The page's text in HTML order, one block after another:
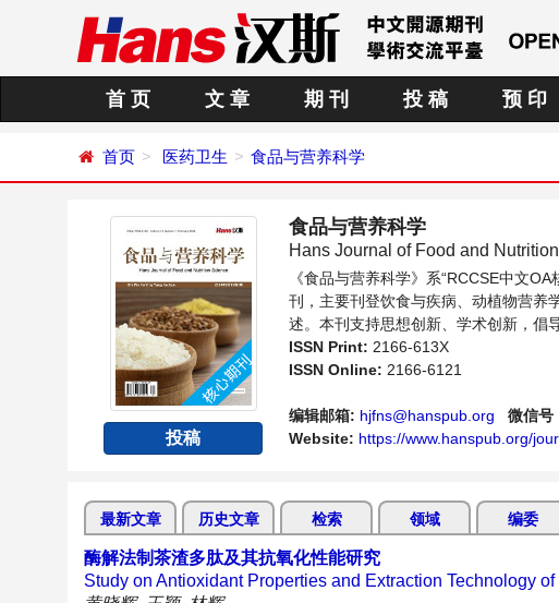
首 页 文 章 期 刊 投 稿 预 印
首页 医药卫生 食品与营养科学
投稿
食品与营养科学
Hans Journal of Food and
《食品与营养科学》系“RCCSE中文
刊，主要刊登饮食与疾病、动植物营养
述。本刊支持思想创新、学术创新，倡
学者、科研人员提供一个传播、分享和
ISSN Print: 2166-613X
ISSN Online: 2166-6121
编辑邮箱: hjfns@hanspub.org 微信号
Website: https://www.hanspub.org/
最新文章 历史文章 检索 领域 编委
酶解法制茶渣多肽及其抗氧化性能研究
Study on Antioxidant Properties and Extraction Technology